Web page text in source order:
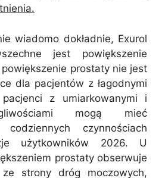
wiadomo dokładnie, Exurol
jest powiększenie
prostaty nie jest
dla pacjentów z łagodnymi
pacjenci z umiarkowanymi i
mogą mieć
czynnościach
użytkowników 2026. U
prostaty obserwuje
strony dróg moczowych,